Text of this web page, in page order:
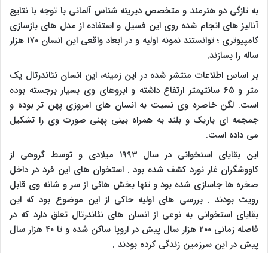
به تازگی دو هنرمند و متخصص دیرینه شناس آلمانی با توجه با نتایج
آنالیز های انجام شده روی این فسیل و استفاده از مدل های بازسازی
کامپیوتری ؛ توانستند نمونه اولیه و در ابعاد واقعی این انسان ۱۷۰ هزار
ساله را بسازند.
بر اساس اطلاعات منتشر شده در این زمینه، این انسان نئاندرتال یک
متر و ۶۵ سانتیمتر ارتفاع داشته و ابروهای وی بسیار برجسته بوده
است. لگن خاصره وی نسبت به انسان های امروزی پهن تر بوده و
جمجمه ای باریک و بلند به همراه بینی پهنی صورت وی را تشکیل
می داده است.
این بقایای استخوانی در سال ۱۹۹۳ میلادی و توسط گروهی از
کاووشگران غار نورد کشف شده بود . استخوان های این فرد در داخل
صخره ها جاسازی شده بود و تنها بخش هائی از سر و شانه وی قابل
رویت بودند . بررسی های اولیه حاکی از این موضوع بود که این
بقایای استخوانی به نوعی از انسان های نئاندرتال تعلق دارد که در
فاصله زمانی ۲۰۰ هزار سال پیش در اروپا ساکن شده و تا ۴۰ هزار سال
پیش در این سرزمین زندگی کرده بودند .